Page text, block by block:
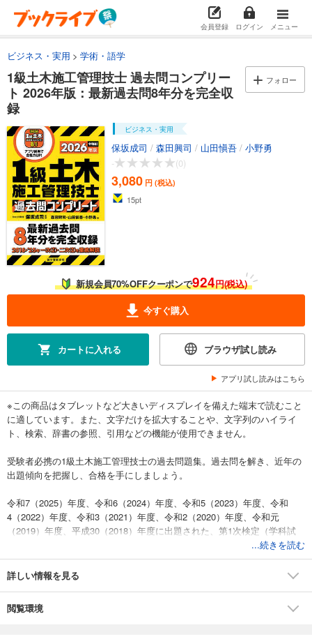
会員登録 ログイン メニュー
ビジネス・実用 学術・語学
1級土木施工管理技士 過去問コンプリー
ト 2026年版：最新過去問8年分を完全収
録
フォロー
ビジネス・実用
保坂成司 / 森田興司 / 山田愼吾 / 小野勇
-
(0)
3,080 円 (税込)
15pt
新規会員70%OFFクーポンで924円(税込)
今すぐ購入
カートに入れる ブラウザ試し読み
アプリ試し読みはこちら
※この商品はタブレットなど大きいディスプレイを備えた端末で読むこと
に適しています。また、文字だけを拡大することや、文字列のハイライ
ト、検索、辞書の参照、引用などの機能が使用できません。
受験者必携の1級土木施工管理技士の過去問題集。過去問を解き、近年の
出題傾向を把握し、合格を手にしましょう。
令和7（2025）年度、令和6（2024）年度、令和5（2023）年度、令和
4（2022）年度、令和3（2021）年度、令和2（2020）年度、令和元
（2019）年度、平成30（2018）年度に出題された、第1次検定（学科試
問題は年度別に収録されているため、本試験と同じ雰囲気で学習するこ
とが可能です。
ついて理解を深めることができ、効率よく学習を進めることができま
す。
...続きを読む
詳しい情報を見る
閲覧環境